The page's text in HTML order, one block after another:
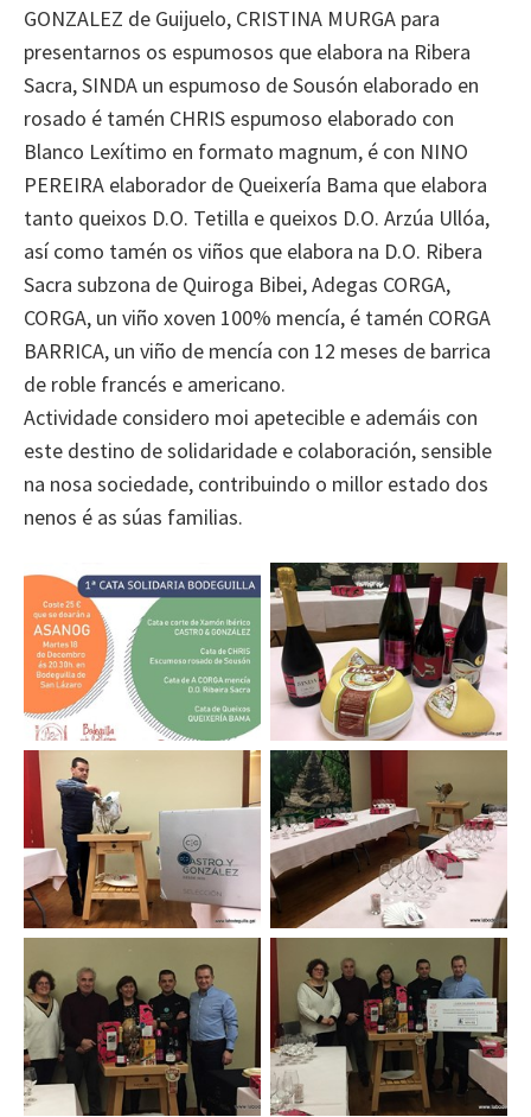
GONZALEZ de Guijuelo, CRISTINA MURGA para
presentarnos os espumosos que elabora na Ribera
Sacra, SINDA un espumoso de Sousón elaborado en
rosado é tamén CHRIS espumoso elaborado con
Blanco Lexítimo en formato magnum, é con NINO
PEREIRA elaborador de Queixería Bama que elabora
tanto queixos D.O. Tetilla e queixos D.O. Arzúa Ullóa,
así como tamén os viños que elabora na D.O. Ribera
Sacra subzona de Quiroga Bibei, Adegas CORGA,
CORGA, un viño xoven 100% mencía, é tamén CORGA
BARRICA, un viño de mencía con 12 meses de barrica
de roble francés e americano.
Actividade considero moi apetecible e ademáis con
este destino de solidaridade e colaboración, sensible
na nosa sociedade, contribuindo o millor estado dos
nenos é as súas familias.